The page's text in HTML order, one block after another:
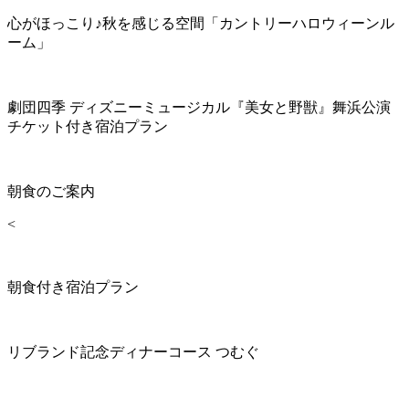
心がほっこり♪秋を感じる空間「カントリーハロウィーンル
ーム」
劇団四季 ディズニーミュージカル『美女と野獣』舞浜公演
チケット付き宿泊プラン
朝食のご案内
<
朝食付き宿泊プラン
リブランド記念ディナーコース つむぐ